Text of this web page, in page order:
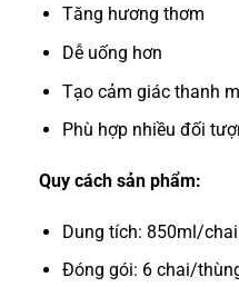
Tăng hương thơm
Dễ uống hơn
Tạo cảm giác thanh
Phù hợp nhiều đối
Quy cách sản phẩm:
Dung tích: 850ml/chai
Đóng gói: 6 chai/